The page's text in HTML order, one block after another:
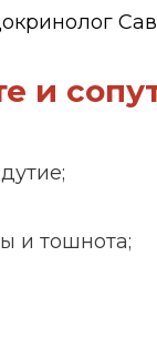
и
и тошнота;